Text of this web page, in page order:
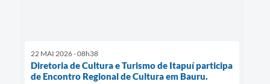
22 MAI 2026 - 08h38
Diretoria de Cultura e Turismo de Itapuí participa
de Encontro Regional de Cultura em Bauru.